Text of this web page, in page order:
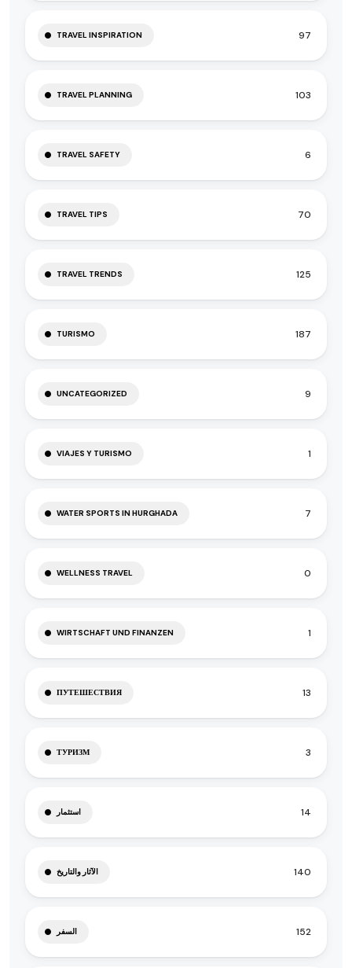
TRAVEL INSPIRATION 97
TRAVEL PLANNING 103
TRAVEL SAFETY 6
TRAVEL TIPS 70
TRAVEL TRENDS 125
TURISMO 187
UNCATEGORIZED 9
VIAJES Y TURISMO 1
WATER SPORTS IN HURGHADA 7
WELLNESS TRAVEL 0
WIRTSCHAFT UND FINANZEN 1
ПУТЕШЕСТВИЯ 13
ТУРИЗМ 3
استثمار 14
الآثار والتاريخ 140
السفر 152